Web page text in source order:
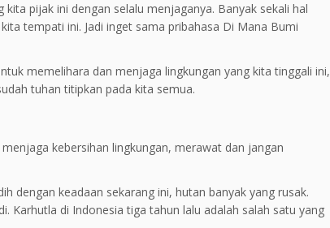
pijak ini dengan selalu menjaganya. Banyak sekali hal
tempati ini. Jadi inget sama pribahasa Di Mana Bumi
memelihara dan menjaga lingkungan yang kita tinggali ini,
tuhan titipkan pada kita semua.
kebersihan lingkungan, merawat dan jangan
dengan keadaan sekarang ini, hutan banyak yang rusak.
Karhutla di Indonesia tiga tahun lalu adalah salah satu yang